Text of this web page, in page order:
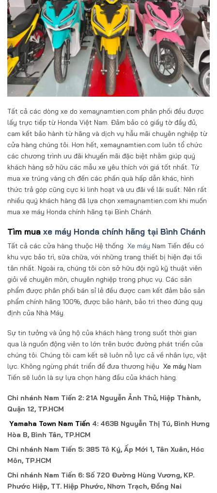
Tất cả các dòng xe do xemaynamtien.com phân phối đều được
lấy trực tiếp từ Honda Việt Nam. Đảm bảo có giấy tờ đầy đủ,
cam kết bảo hành từ hãng và dịch vụ hẫu mãi chuyên nghiệp từ
cửa hàng chúng tôi. Hơn hết, xemaynamtien.com luôn tổ chức
các chương trình ưu đãi khuyến mãi đặc biệt nhằm giúp quý
khách hàng sở hữu các mẫu xe yêu thích với giá tốt nhất. Từ
mua xe trúng vàng ch đến các phần quà hấp dẫn khác, hình
thức trả góp cũng cực kì linh hoạt và ưu đãi về lãi suất. Nên rất
nhiều quý khách hàng đã lựa chọn xemaynamtien.com khi muốn
mua xe máy Honda chính hãng tại Bình Chánh.
Tìm mua xe máy Honda chính hãng tại Bình Chánh
Tất cả các cửa hàng thuộc Hệ thống Xe máy Nam Tiến đều có
khu vực bảo trì, sữa chữa, với những trang thiết bị hiện đại tối
tân nhất. Ngoài ra, chúng tôi còn sở hữu đội ngũ kỹ thuật viên
giỏi về chuyên môn, chuyên nghiệp trong phục vụ. Các sản
phẩm được phân phối bán sỉ lẻ đều được cam kết đảm bảo sản
phẩm chính hãng 100%, được bảo hành, bảo trì theo đúng quy
định của Nhà Máy.
Sự tin tưởng và ủng hộ của khách hàng trong suốt thời gian
qua là nguồn động viên to lớn trên bước đường phát triển của
chúng tôi. Chúng tôi cam kết sẽ luôn nỗ lực cả về nhân lực, vật
lực. Không ngừng phát triển để đưa thương hiệu Xe máy Nam
Tiến sẽ luôn là sự lựa chọn hàng đầu của khách hàng.
Chi nhánh Nam Tiến 2: 21A Nguyễn Ảnh Thủ, Hiệp Thành,
Quận 12, TP.HCM
Yamaha Town Nam Tiến 4: 463B Nguyễn Thị Tú, Bình Hưng
Hòa B, Bình Tân, TP.HCM
Chi nhánh Nam Tiến 5: 385 Tô Ký, Ấp Mới 1, Tân Xuân, Hóc
Môn, TP.HCM
Chi nhánh Nam Tiến 6: Số 720 Đường Hùng Vương, KP.
Phước Hiệp, TT. Hiệp Phước, Nhơn Trạch, Đồng Nai